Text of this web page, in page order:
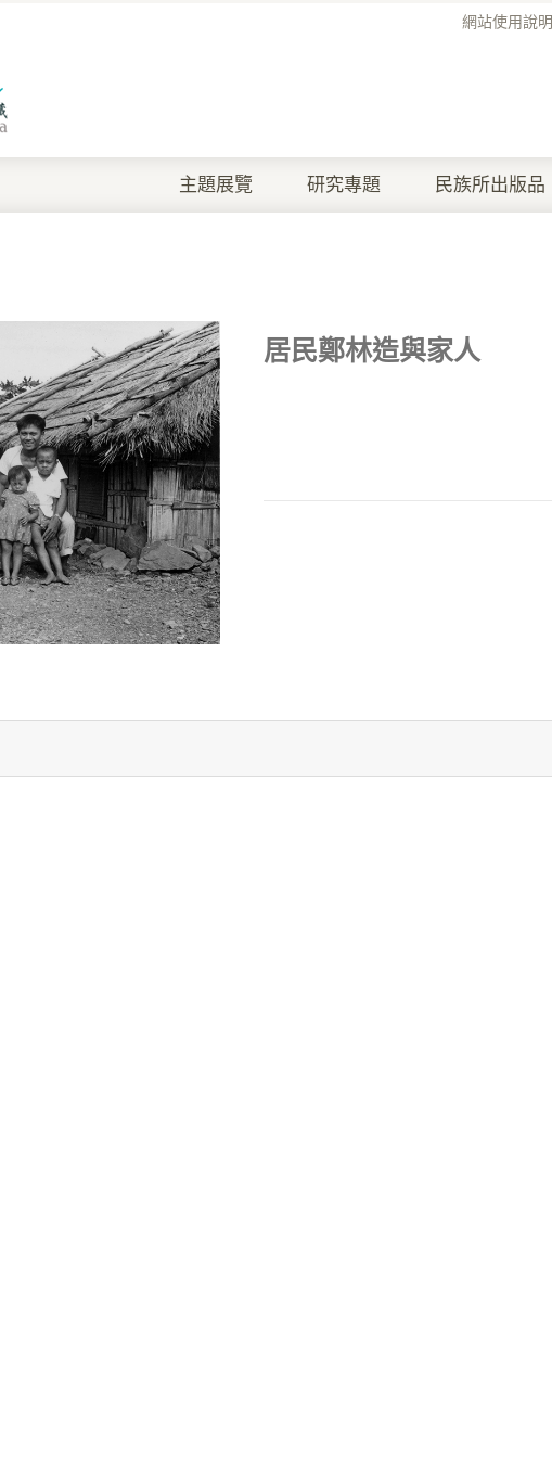
網站使用說明
主題展覽 研究專題 民族所出版品
居民鄭林造與家人